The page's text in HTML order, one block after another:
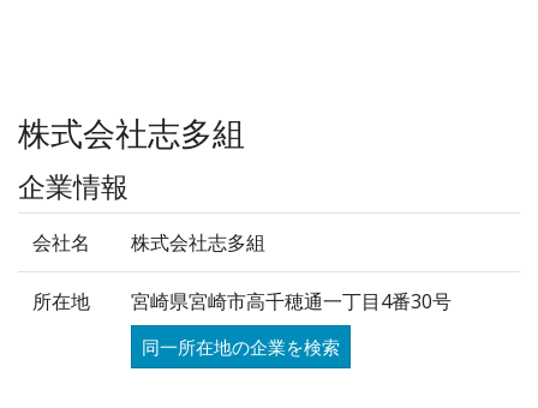
株式会社志多組
企業情報
会社名 株式会社志多組
所在地 宮崎県宮崎市高千穂通一丁目4番30号
同一所在地の企業を検索